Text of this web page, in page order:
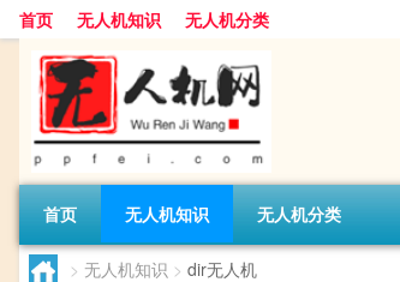
首页 无人机知识 无人机分类
首页 无人机知识 无人机分类
> 无人机知识 > dir无人机